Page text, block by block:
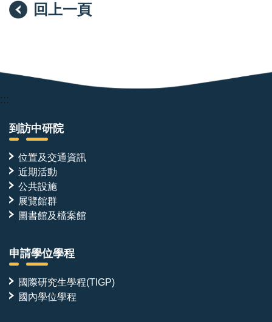
回上一頁
:::
到訪中研院
位置及交通資訊
近期活動
公共設施
展覽館群
圖書館及檔案館
申請學位學程
國際研究生學程(TIGP)
國內學位學程